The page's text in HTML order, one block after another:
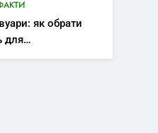
як обрати
для
запасу води